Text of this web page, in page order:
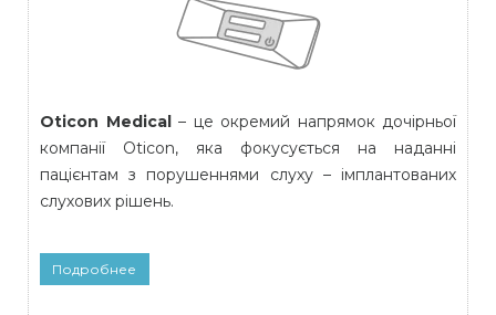
Oticon Medical– це окремий напрямок дочірньої
компанії Oticon, яка фокусується на наданні
пацієнтам з порушеннями слуху – імплантованих
слухових рішень.
Подробнее